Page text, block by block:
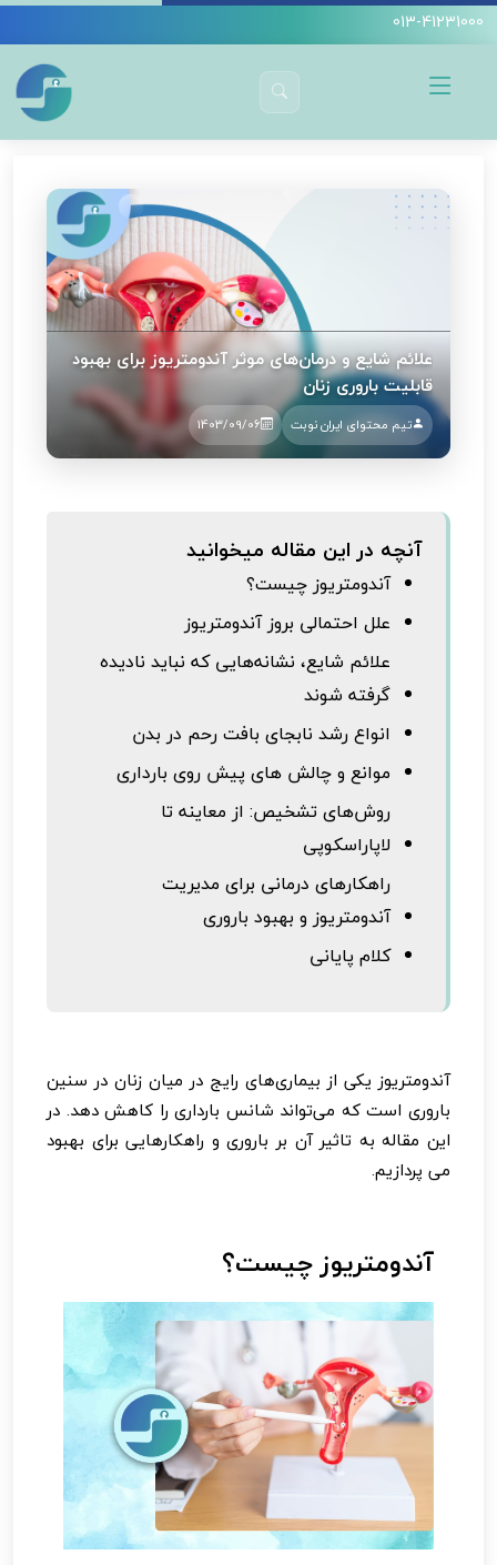
013-41231000
دکتر سیده آمنه سید جوادین
آندومتریوز و باروری زنان: نگاهی به چالش ها و بررسی راهکارها
علائم شایع و درمان‌های موثر آندومتریوز برای بهبود
قابلیت باروری زنان
تیم محتوای ایران نوبت 1403/09/06
آنچه در این مقاله میخوانید
آندومتریوز چیست؟
علل احتمالی بروز آندومتریوز
علائم شایع، نشانه‌هایی که نباید نادیده
گرفته شوند
انواع رشد نابجای بافت رحم در بدن
موانع و چالش های پیش روی بارداری
روش‌های تشخیص: از معاینه تا
لاپاراسکوپی
راهکارهای درمانی برای مدیریت
آندومتریوز و بهبود باروری
کلام پایانی
آندومتریوز یکی از بیماری‌های رایج در میان زنان در سنین
باروری است که می‌تواند شانس بارداری را کاهش دهد. در
این مقاله به تاثیر آن بر باروری و راهکارهایی برای بهبود
می پردازیم.
آندومتریوز چیست؟